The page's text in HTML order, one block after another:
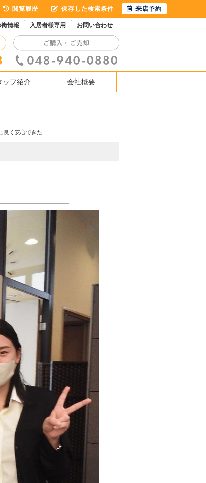
情報 入居者様専用 お問い合わせ
ッフ紹介 会社概要
良く安心できた
閲覧履歴 保存した検索条件 来店予約